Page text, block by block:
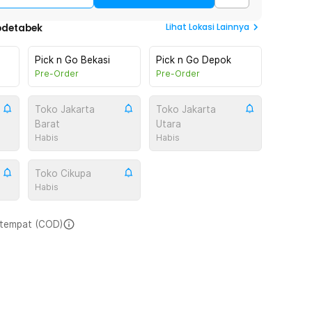
Lihat Lokasi Lainnya
Pick n Go Bekasi
Pre-Order
Pick n Go Depok
Pre-Order
Toko Jakarta
Barat
Habis
Toko Jakarta
Utara
Habis
Toko Cikupa
Habis
(COD)